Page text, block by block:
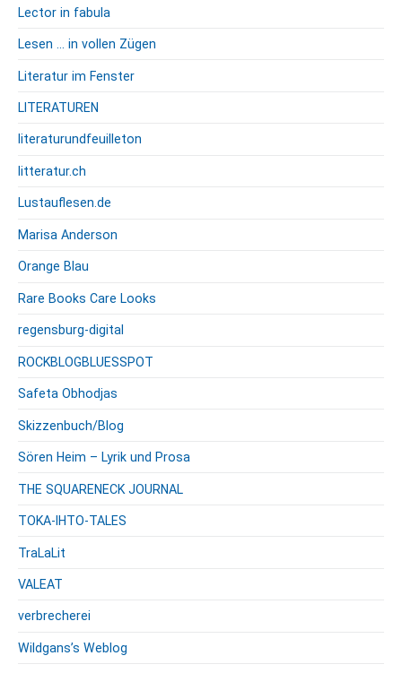
Lector in fabula
Lesen … in vollen Zügen
Literatur im Fenster
LITERATUREN
literaturundfeuilleton
litteratur.ch
Lustauflesen.de
Marisa Anderson
Orange Blau
Rare Books Care Looks
regensburg-digital
ROCKBLOGBLUESSPOT
Safeta Obhodjas
Skizzenbuch/Blog
Sören Heim – Lyrik und Prosa
THE SQUARENECK JOURNAL
TOKA-IHTO-TALES
TraLaLit
VALEAT
verbrecherei
Wildgans’s Weblog